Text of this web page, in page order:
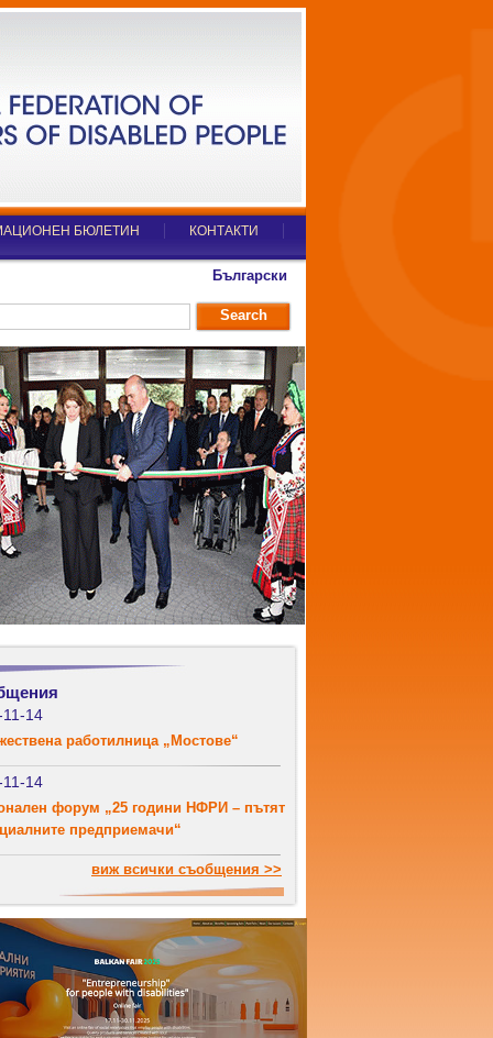
БЮЛЕТИН КОНТАКТИ
Български
Search
14
работилница „Мостове“
14
форум „25 години НФРИ – пътят
предприемачи“
виж всички съобщения >>